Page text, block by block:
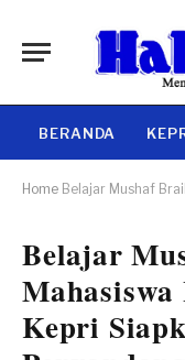
BERANDA
Home Belajar Mushaf Braille,
Belajar
Kepri